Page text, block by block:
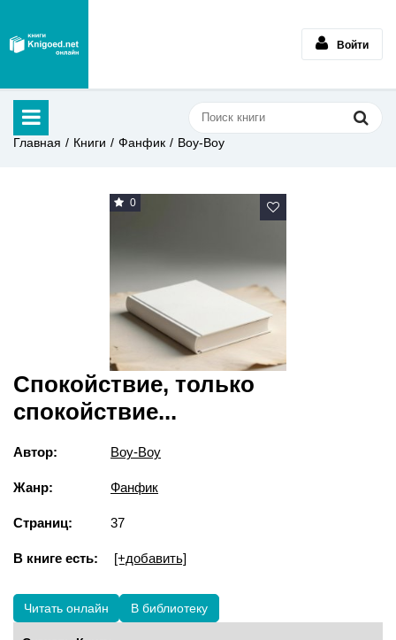
Войти
Главная Книги Фанфик Воу-Воу
0
Спокойствие, только
спокойствие...
Автор: Воу-Воу
Жанр: Фанфик
Страниц: 37
В книге есть: [+добавить]
Читать онлайн В библиотеку